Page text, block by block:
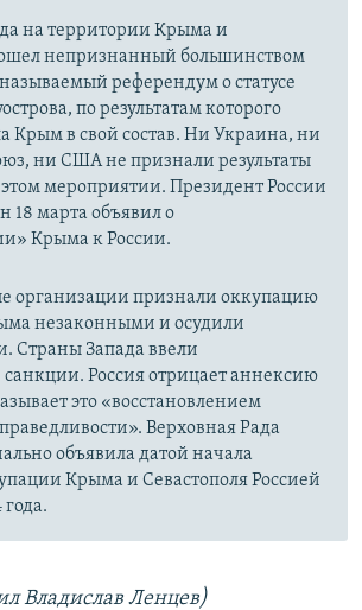
на территории Крыма и
непризнанный большинством
референдум о статусе
по результатам которого
Крым в свой состав. Ни Украина, ни
ни США не признали результаты
мероприятии. Президент России
18 марта объявил о
Крыма к России.
организации признали оккупацию
незаконными и осудили
Страны Запада ввели
Россия отрицает аннексию
это «восстановлением
Верховная Рада
объявила датой начала
Крыма и Севастополя Россией
Владислав Ленцев)